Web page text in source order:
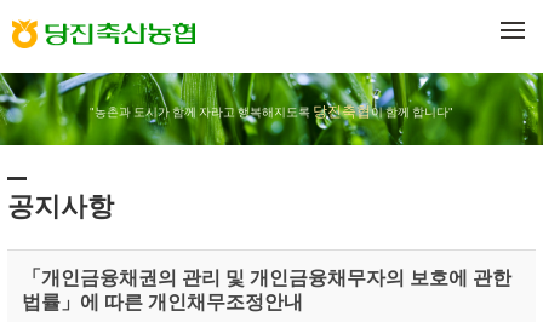
"농촌과 도시가 함께 자라고 행복해지도록 당진축협이 함께 합니다"
공지사항
「개인금융채권의 관리 및 개인금융채무자의 보호에 관한
법률」에 따른 개인채무조정안내